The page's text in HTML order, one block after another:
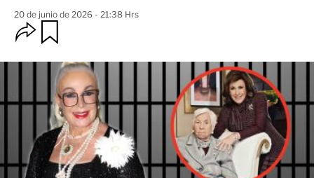
20 de junio de 2026 - 21:38 Hrs
O
p
i
e
d
e
c
o
r
d
a
r